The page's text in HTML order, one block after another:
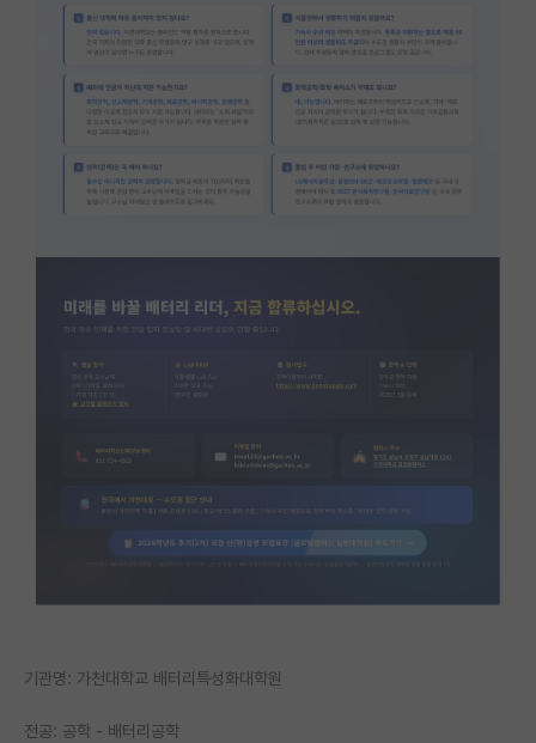
기관명: 가천대학교 배터리특성화대학원
전공: 공학 - 배터리공학